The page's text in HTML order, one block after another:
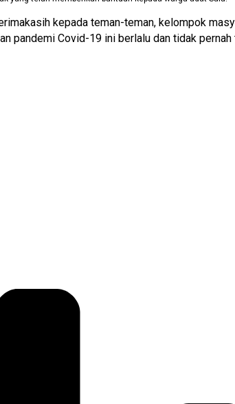
kepada teman-teman, kelompok
pandemi Covid-19 ini berlalu dan tidak